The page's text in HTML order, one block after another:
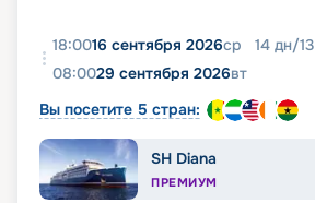
18:0016 сентября 2026ср 14 дн/13
08:0029 сентября 2026вт
Вы посетите 5 стран:
SH Diana
ПРЕМИУМ